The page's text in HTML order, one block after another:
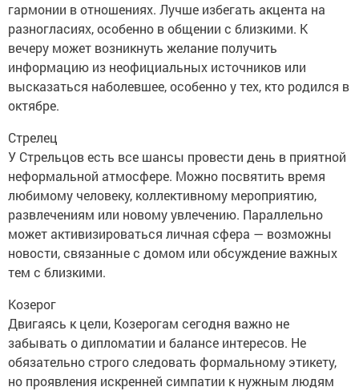
гармонии в отношениях. Лучше избегать акцента на
разногласиях, особенно в общении с близкими. К
вечеру может возникнуть желание получить
информацию из неофициальных источников или
высказаться наболевшее, особенно у тех, кто родился в
октябре.
Стрелец
У Стрельцов есть все шансы провести день в приятной
неформальной атмосфере. Можно посвятить время
любимому человеку, коллективному мероприятию,
развлечениям или новому увлечению. Параллельно
может активизироваться личная сфера — возможны
новости, связанные с домом или обсуждение важных
тем с близкими.
Козерог
Двигаясь к цели, Козерогам сегодня важно не
забывать о дипломатии и балансе интересов. Не
обязательно строго следовать формальному этикету,
но проявления искренней симпатии к нужным людям